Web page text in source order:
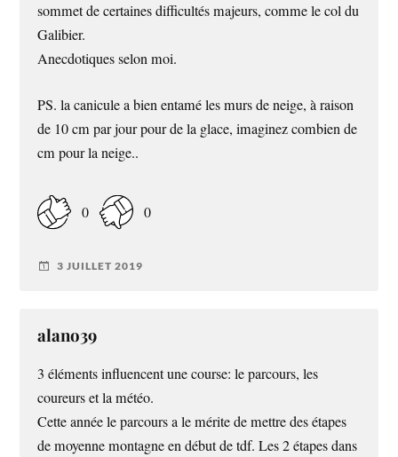
sommet de certaines difficultés majeurs, comme le col du
Galibier.
Anecdotiques selon moi.
PS. la canicule a bien entamé les murs de neige, à raison
de 10 cm par jour pour de la glace, imaginez combien de
cm pour la neige..
0 0
3 JUILLET 2019
alano39
3 éléments influencent une course: le parcours, les
coureurs et la météo.
Cette année le parcours a le mérite de mettre des étapes
de moyenne montagne en début de tdf. Les 2 étapes dans